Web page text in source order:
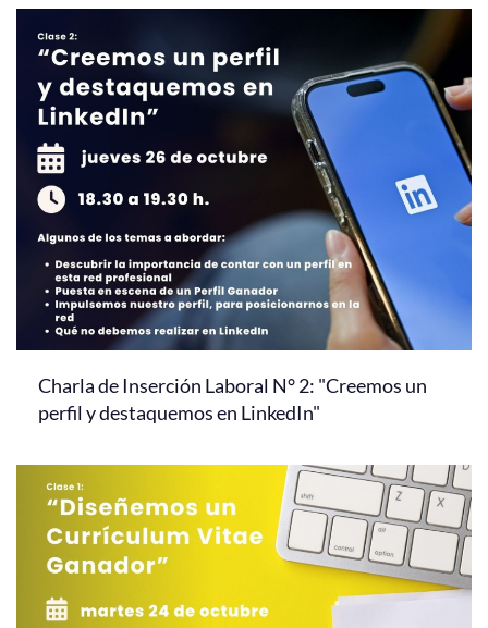
Charla de Inserción Laboral N° 2: "Creemos un
perfil y destaquemos en LinkedIn"